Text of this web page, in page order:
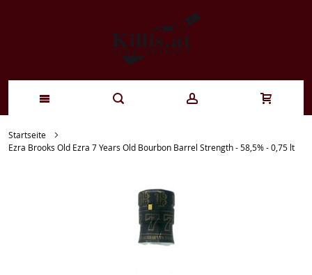
Zum
Startseite
Ezra Brooks Old Ezra 7 Years Old Bourbon Barrel Strength - 58,5% - 0,75 lt